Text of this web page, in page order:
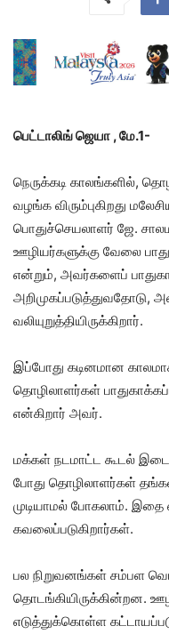
பெட்டாலிங் ஜெயா , மே.1-
நெருக்கடி காலங்களில்,
வழங்க விரும்புகிறது
பொதுச்செயலாளர் ஜே.
ஊழியர்களுக்கு வேலை
என்றும், அவர்களைப்
வலியுறுத்தியிருக்கிறார்.
இப்போது கடினமான
தொழிலாளர்கள்
என்கிறார் அவர்.
மக்கள் நடமாட்ட கூடல்
போது தொழிலாளர்கள்
முடியாமல் போகலாம்.
கவலைப்படுகிறார்கள்.
பல நிறுவனங்கள் சம்பள
தொடங்கியிருக்கின்றன.
எடுத்துக்கொள்ள